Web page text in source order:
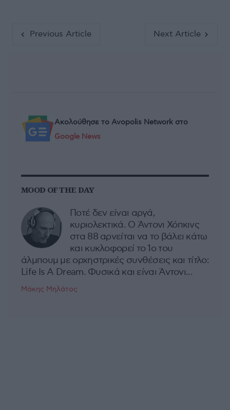
Previous Article Next Article
Ακολούθησε το Avopolis Network στο
Google News
MOOD OF THE DAY
Ποτέ δεν είναι αργά,
κυριολεκτικά. Ο Άντονι Χόπκινς
στα 88 αρνείται να το βάλει κάτω
και κυκλοφορεί το 1ο του
άλμπουμ με ορχηστρικές συνθέσεις και τίτλο:
Life Is A Dream. Φυσικά και είναι Άντονι...
Μάκης Μηλάτος